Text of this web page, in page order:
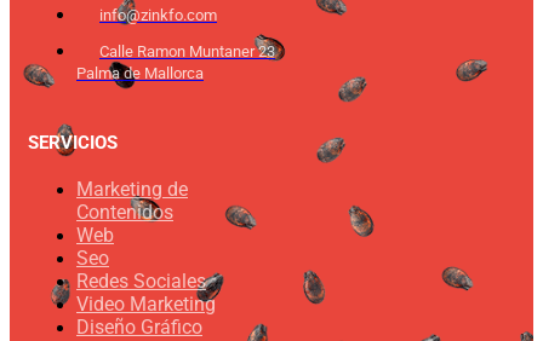
info@zinkfo.com
Calle Ramon Muntaner 23
Palma de Mallorca
SERVICIOS
Marketing de
Contenidos
Web
Seo
Redes Sociales
Video Marketing
Diseño Gráfico